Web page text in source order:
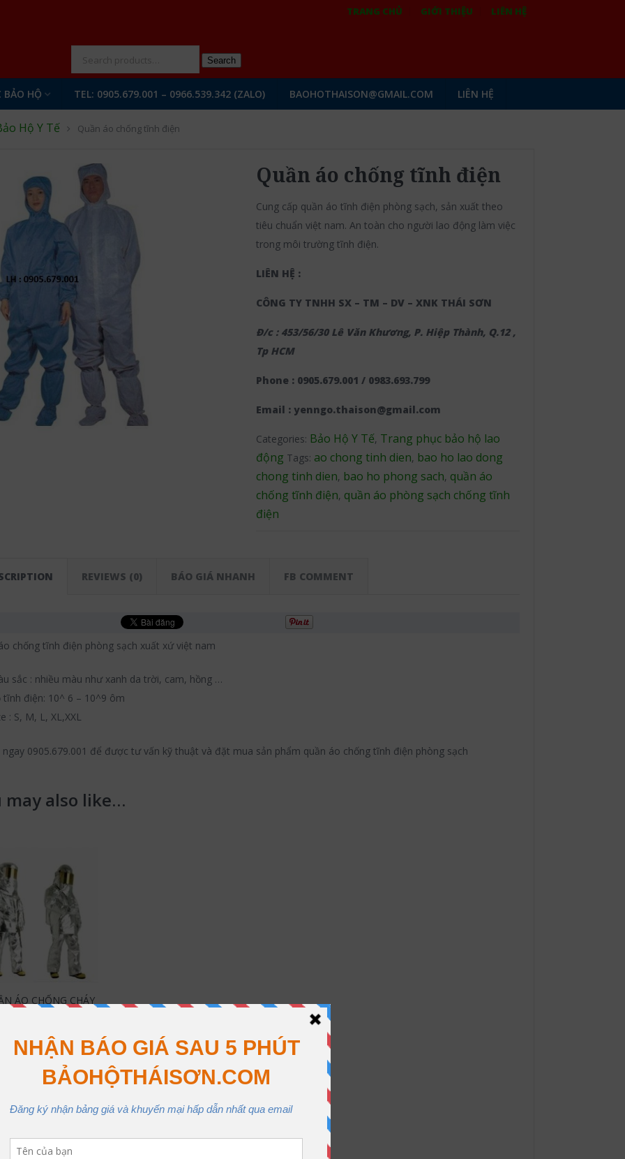
TRANG CHỦ GIỚI THIỆU LIÊN HỆ
Search
BẢO HỘ TEL: 0905.679.001 – 0966.539.342 (ZALO) BAOHOTHAISON@GMAIL.COM LIÊN HỆ
Hộ Y Tế Quần áo chống tĩnh điện
Quần áo chống tĩnh điện
Cung cấp quần áo tĩnh điện phòng sạch, sản xuất theo
tiêu chuẩn việt nam. An toàn cho người lao động làm việc
trong môi trường tĩnh điện.
LIÊN HỆ :
CÔNG TY TNHH SX – TM – DV – XNK THÁI SƠN
Đ/c : 453/56/30 Lê Văn Khương, P. Hiệp Thành, Q.12 ,
Tp HCM
Phone : 0905.679.001 / 0983.693.799
Email : yenngo.thaison@gmail.com
Categories: Bảo Hộ Y Tế, Trang phục bảo hộ lao
động Tags: ao chong tinh dien, bao ho lao dong
chong tinh dien, bao ho phong sach, quần áo
chống tĩnh điện, quần áo phòng sạch chống tĩnh
điện
REVIEWS (0) BÁO GIÁ NHANH FB COMMENT
chống tĩnh điện phòng sạch xuất xứ việt nam
sắc : nhiều màu như xanh da trời, cam, hồng …
tĩnh điện: 10^ 6 – 10^9 ôm
: S, M, L, XL,XXL
ngay 0905.679.001 để được tư vấn kỹ thuật và đặt mua sản phẩm quần áo chống tĩnh điện phòng sạch
may also like…
ÁO CHỐNG CHÁY
PRODUCTS